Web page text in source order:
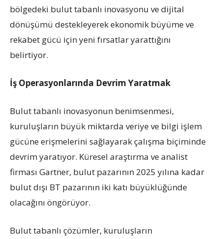
bölgedeki bulut tabanlı inovasyonu ve dijital
dönüşümü destekleyerek ekonomik büyüme ve
rekabet gücü için yeni fırsatlar yarattığını
belirtiyor.
İş Operasyonlarında Devrim Yaratmak
Bulut tabanlı inovasyonun benimsenmesi,
kuruluşların büyük miktarda veriye ve bilgi işlem
gücüne erişmelerini sağlayarak çalışma biçiminde
devrim yaratıyor. Küresel araştırma ve analist
firması Gartner, bulut pazarının 2025 yılına kadar
bulut dışı BT pazarının iki katı büyüklüğünde
olacağını öngörüyor.
Bulut tabanlı çözümler, kuruluşların